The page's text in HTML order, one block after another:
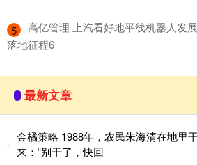
5
高亿管理 上汽看好地平线机器人发
落地征程6
最新文章
金橘策略 1988年，农民朱海清在地里
来：“别干了，快回